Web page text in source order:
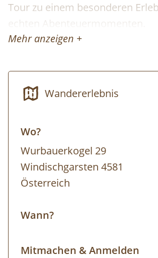
Tour zu einem besonderen
echten Abenteuermomenten.
Am Höhleneingang werden
Felsformationen, durchwaten
Kletterpassagen.
Exklusive Gelegenheit:
gilt sonst ein generelles
Nur im Rahmen dieser Tour
Mehr anzeigen +
Wandererlebnis
Wo?
Wurbauerkogel 29
Windischgarsten 4581
Österreich
Wann?
Mitmachen & Anmelden